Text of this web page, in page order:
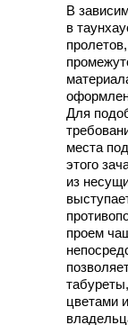
В
в
Для
места
этого
из
проем
цветами